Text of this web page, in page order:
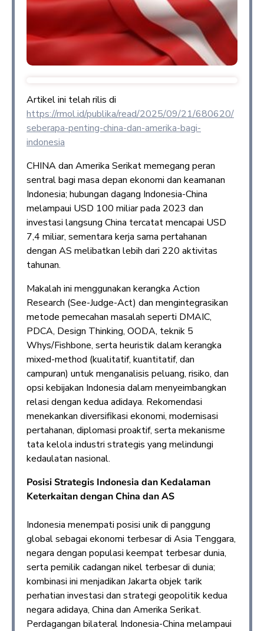
Artikel ini telah rilis di
https://rmol.id/publika/read/2025/09/21/680620/
seberapa-penting-china-dan-amerika-bagi-
indonesia
CHINA dan Amerika Serikat memegang peran
sentral bagi masa depan ekonomi dan keamanan
Indonesia; hubungan dagang Indonesia-China
melampaui USD 100 miliar pada 2023 dan
investasi langsung China tercatat mencapai USD
7,4 miliar, sementara kerja sama pertahanan
dengan AS melibatkan lebih dari 220 aktivitas
tahunan.
Makalah ini menggunakan kerangka Action
Research (See-Judge-Act) dan mengintegrasikan
metode pemecahan masalah seperti DMAIC,
PDCA, Design Thinking, OODA, teknik 5
Whys/Fishbone, serta heuristik dalam kerangka
mixed-method (kualitatif, kuantitatif, dan
campuran) untuk menganalisis peluang, risiko, dan
opsi kebijakan Indonesia dalam menyeimbangkan
relasi dengan kedua adidaya. Rekomendasi
menekankan diversifikasi ekonomi, modernisasi
pertahanan, diplomasi proaktif, serta mekanisme
tata kelola industri strategis yang melindungi
kedaulatan nasional.
Posisi Strategis Indonesia dan Kedalaman
Keterkaitan dengan China dan AS
Indonesia menempati posisi unik di panggung
global sebagai ekonomi terbesar di Asia Tenggara,
negara dengan populasi keempat terbesar dunia,
serta pemilik cadangan nikel terbesar di dunia;
kombinasi ini menjadikan Jakarta objek tarik
perhatian investasi dan strategi geopolitik kedua
negara adidaya, China dan Amerika Serikat.
Perdagangan bilateral Indonesia-China melampaui